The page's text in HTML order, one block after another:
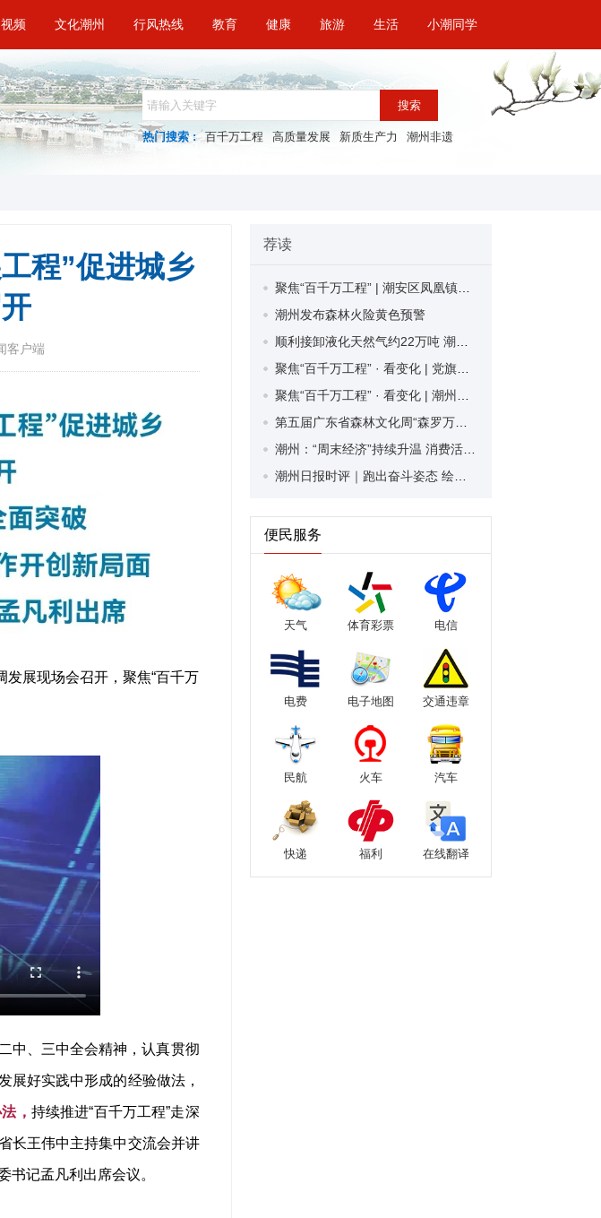
视频 文化潮州 行风热线 教育 健康 旅游 生活 小潮同学
搜索
热门搜索 : 百千万工程 高质量发展 新质生产力 潮州非遗
程”促进城乡
客户端
发展现场会召开，聚焦“百千万
中、三中全会精神，认真贯彻
展好实践中形成的经验做法，
， 持续推进“百千万工程”走深
长王伟中主持集中交流会并讲
书记孟凡利出席会议。
荐读
潮州发布森林火险黄色预警
便民服务
天气 体育彩票 电信
电费 电子地图 交通违章
民航 火车 汽车
快递 福利 在线翻译